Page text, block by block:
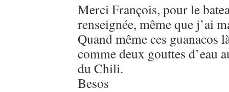
Merci François, pour le
renseignée, même que j’ai
Quand même ces guanacos
comme deux gouttes d’eau
du Chili.
Besos